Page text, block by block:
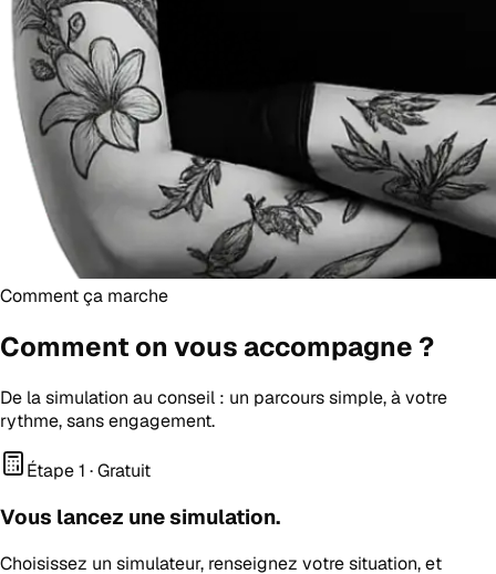
Comment ça marche
Comment on vous accompagne ?
De la simulation au conseil : un parcours simple, à votre
rythme, sans engagement.
Étape 1 · Gratuit
Vous lancez une simulation.
Choisissez un simulateur, renseignez votre situation, et